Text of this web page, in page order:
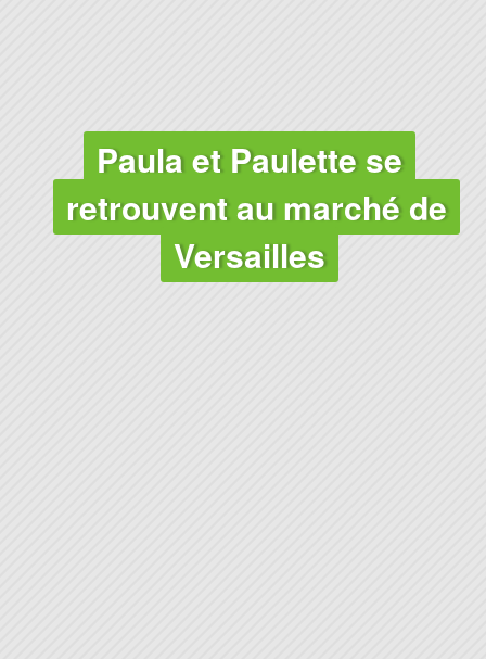
Paula et Paulette se
retrouvent au marché de
Versailles